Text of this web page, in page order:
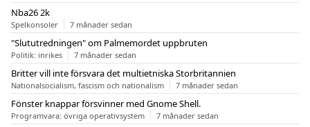
Nba26 2k
Spelkonsoler 7 månader sedan
"Slututredningen" om Palmemordet uppbruten
Politik: inrikes 7 månader sedan
Britter vill inte försvara det multietniska Storbritannien
Nationalsocialism, fascism och nationalism 7 månader sedan
Fönster knappar försvinner med Gnome Shell.
Programvara: övriga operativsystem 7 månader sedan